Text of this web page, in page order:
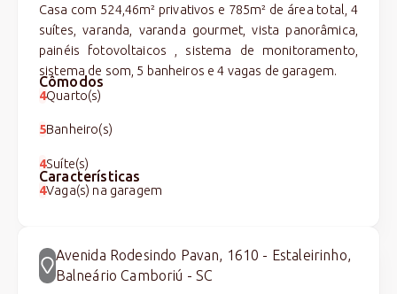
Casa com 524,46m² privativos e 785m² de área total, 4
suítes, varanda, varanda gourmet, vista panorâmica,
painéis fotovoltaicos , sistema de monitoramento,
sistema de som, 5 banheiros e 4 vagas de garagem.
Cômodos
4Quarto(s)
5Banheiro(s)
4Suíte(s)
Características
4Vaga(s) na garagem
Avenida Rodesindo Pavan, 1610 - Estaleirinho,
Balneário Camboriú - SC